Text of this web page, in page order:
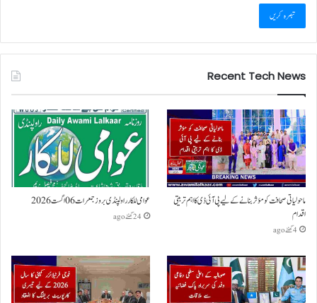
Recent Tech News
ماحولیاتی صحافت کو مؤثر بنانے کے لیے پی آئی ڈی کا اہم تربیتی
اقدام
4 گھنٹے ago
عوامی للکار راولپنڈی بروز جمعرات 06 اگست 2026
24 گھنٹے ago